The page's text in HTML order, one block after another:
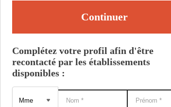
Continuer
Complétez votre profil afin d'être
recontacté par les établissements
disponibles :